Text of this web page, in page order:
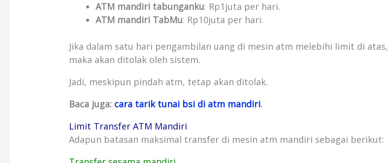
ATM mandiri tabunganku: Rp1juta per hari.
ATM mandiri TabMu: Rp10juta per hari.
Jika dalam satu hari pengambilan uang di mesin atm melebihi limit di atas,
maka akan ditolak oleh sistem.
Jadi, meskipun pindah atm, tetap akan ditolak.
Baca juga: cara tarik tunai bsi di atm mandiri.
Limit Transfer ATM Mandiri
Adapun batasan maksimal transfer di mesin atm mandiri sebagai berikut: